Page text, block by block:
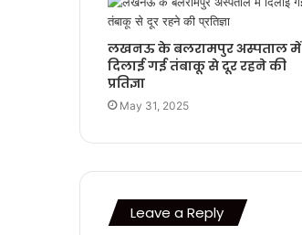
लखनऊ के बलरामपुर अस्पताल में
दिलाई गई तंबाकू से दूर रहने की
प्रतिज्ञा
May 31, 2025
Leave a Reply